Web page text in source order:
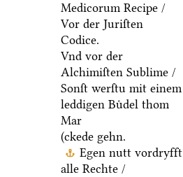
Medicorum Recipe /
Vor der Juriſten
Codice.
Vnd vor der
Alchimiſten Sublime /
Sonſt werſtu mit einem
leddigen Buͤdel thom
Mar
(ckede gehn.
Egen nutt vordryfft
alle Rechte /